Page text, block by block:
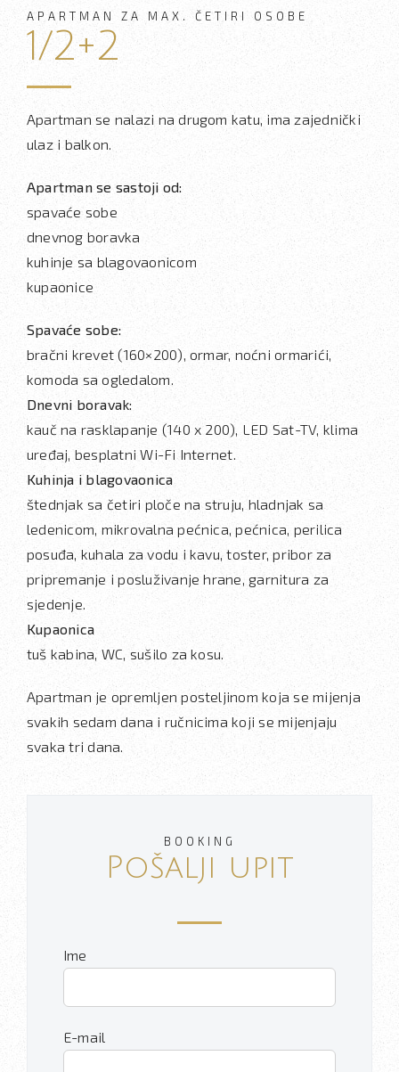
APARTMAN ZA MAX. ČETIRI OSOBE
1/2+2
Apartman se nalazi na drugom katu, ima zajednički
ulaz i balkon.
Apartman se sastoji od:
spavaće sobe
dnevnog boravka
kuhinje sa blagovaonicom
kupaonice
Spavaće sobe:
bračni krevet (160×200), ormar, noćni ormarići,
komoda sa ogledalom.
Dnevni boravak:
kauč na rasklapanje (140 x 200), LED Sat-TV, klima
uređaj, besplatni Wi-Fi Internet.
Kuhinja i blagovaonica
štednjak sa četiri ploče na struju, hladnjak sa
ledenicom, mikrovalna pećnica, pećnica, perilica
posuđa, kuhala za vodu i kavu, toster, pribor za
pripremanje i posluživanje hrane, garnitura za
sjedenje.
Kupaonica
tuš kabina, WC, sušilo za kosu.
Apartman je opremljen posteljinom koja se mijenja
svakih sedam dana i ručnicima koji se mijenjaju
svaka tri dana.
BOOKING
Pošalji upit
Ime
E-mail